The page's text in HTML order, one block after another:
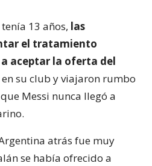
tenía 13 años, las
el tratamiento
aceptar la oferta del
su club y viajaron rumbo
Messi nunca llegó a
atrás fue muy
se había ofrecido a